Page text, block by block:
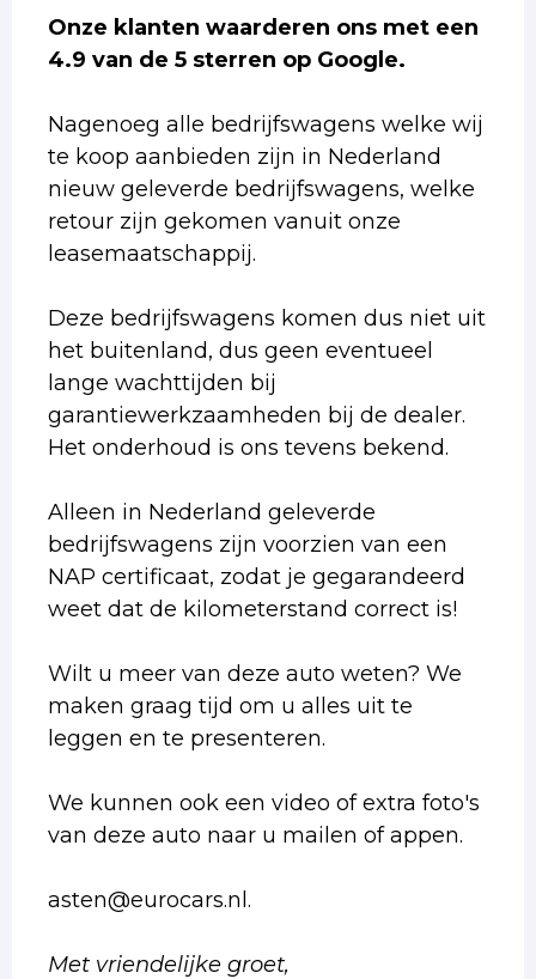
Onze klanten waarderen ons met een
4.9 van de 5 sterren op Google.
Nagenoeg alle bedrijfswagens welke wij
te koop aanbieden zijn in Nederland
nieuw geleverde bedrijfswagens, welke
retour zijn gekomen vanuit onze
leasemaatschappij.
Deze bedrijfswagens komen dus niet uit
het buitenland, dus geen eventueel
lange wachttijden bij
garantiewerkzaamheden bij de dealer.
Het onderhoud is ons tevens bekend.
Alleen in Nederland geleverde
bedrijfswagens zijn voorzien van een
NAP certificaat, zodat je gegarandeerd
weet dat de kilometerstand correct is!
Wilt u meer van deze auto weten? We
maken graag tijd om u alles uit te
leggen en te presenteren.
We kunnen ook een video of extra foto's
van deze auto naar u mailen of appen.
asten@eurocars.nl.
Met vriendelijke groet,